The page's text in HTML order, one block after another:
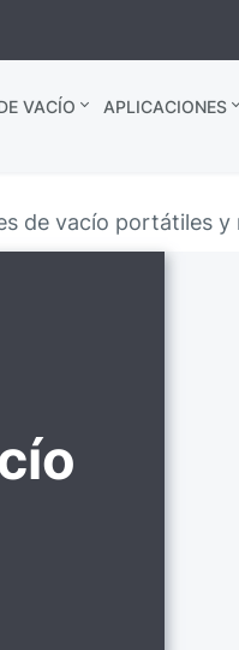
VACÍO APLICACIONES
de vacío portátiles y